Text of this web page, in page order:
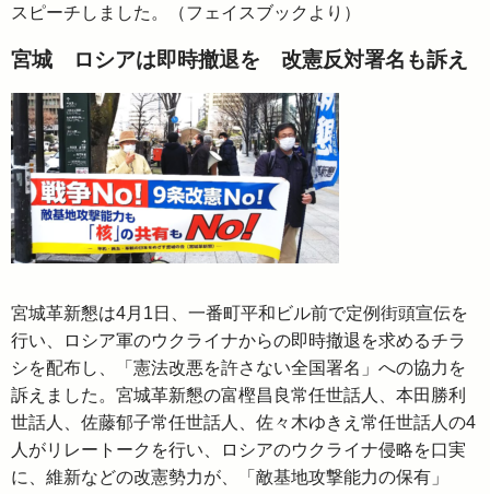
スピーチしました。（フェイスブックより）
宮城 ロシアは即時撤退を 改憲反対署名も訴え
宮城革新懇は4月1日、一番町平和ビル前で定例街頭宣伝を
行い、ロシア軍のウクライナからの即時撤退を求めるチラ
シを配布し、「憲法改悪を許さない全国署名」への協力を
訴えました。宮城革新懇の富樫昌良常任世話人、本田勝利
世話人、佐藤郁子常任世話人、佐々木ゆきえ常任世話人の4
人がリレートークを行い、ロシアのウクライナ侵略を口実
に、維新などの改憲勢力が、「敵基地攻撃能力の保有」